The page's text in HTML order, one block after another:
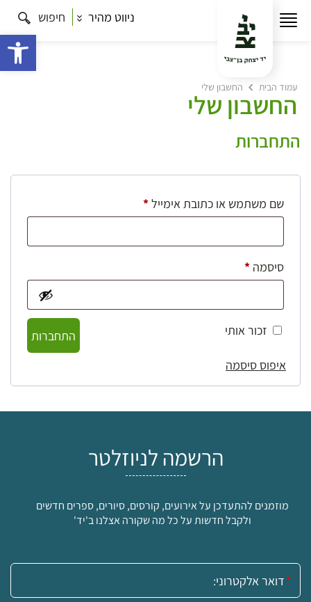
ניווט מהיר חיפוש
עמוד הבית החשבון שלי
החשבון שלי
התחברות
שם משתמש או כתובת אימייל*חובה
סיסמה *חובה
זכור אותי
התחברות
איפוס סיסמה
הרשמה לניוזלטר
מוזמנים להתעדכן על אירועים, קורסים, סיורים, ספרים חדשים
ולקבל חדשות על כל מה שקורה אצלנו ב'יד'
אימייל: